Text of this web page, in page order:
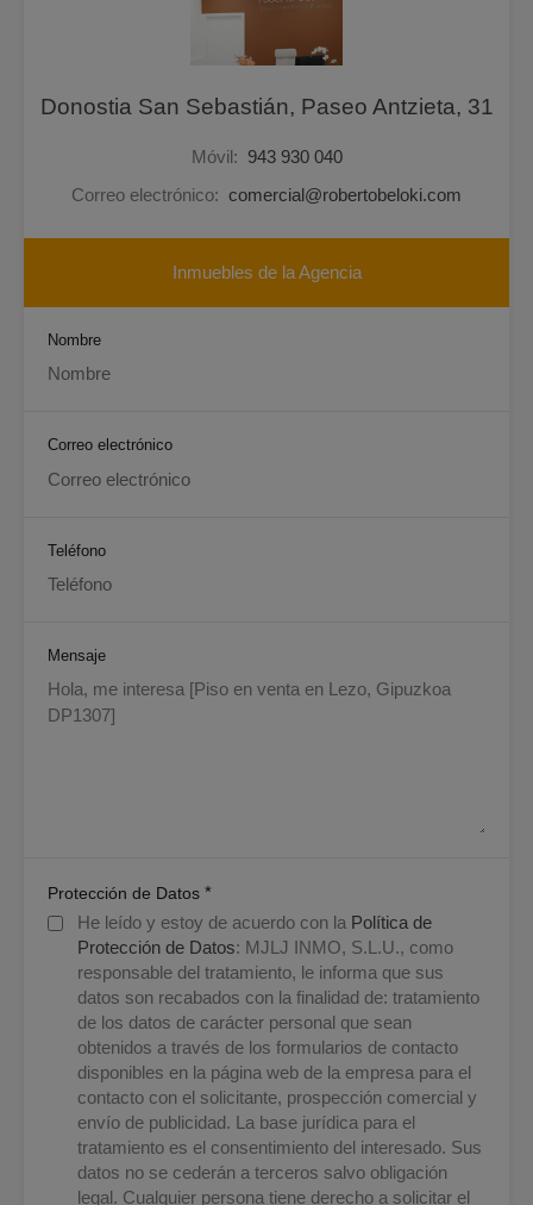
Donostia San Sebastián, Paseo Antzieta, 31
Móvil: 943 930 040
Correo electrónico: comercial@robertobeloki.com
Inmuebles de la Agencia
Nombre
Correo electrónico
Teléfono
Mensaje
Protección de Datos *
He leído y estoy de acuerdo con la Política de
Protección de Datos: MJLJ INMO, S.L.U., como
responsable del tratamiento, le informa que sus
datos son recabados con la finalidad de: tratamiento
de los datos de carácter personal que sean
obtenidos a través de los formularios de contacto
disponibles en la página web de la empresa para el
contacto con el solicitante, prospección comercial y
envío de publicidad. La base jurídica para el
tratamiento es el consentimiento del interesado. Sus
datos no se cederán a terceros salvo obligación
legal. Cualquier persona tiene derecho a solicitar el